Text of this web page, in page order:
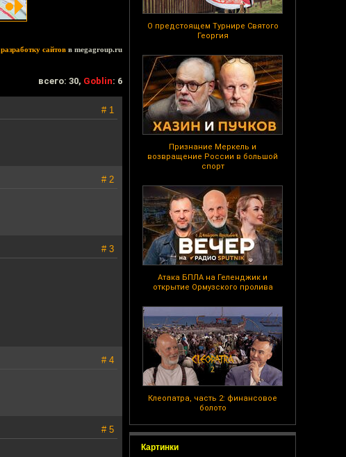
О предстоящем Турнире Святого
Георгия
Признание Меркель и
возвращение России в большой
спорт
Атака БПЛА на Геленджик и
открытие Ормузского пролива
Клеопатра, часть 2: финансовое
болото
Картинки
разработку сайтов в megagroup.ru
всего: 30, Goblin: 6
# 1
# 2
# 3
# 4
# 5